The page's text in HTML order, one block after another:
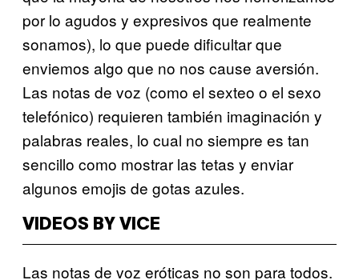
por lo agudos y expresivos que realmente
sonamos), lo que puede dificultar que
enviemos algo que no nos cause aversión.
Las notas de voz (como el sexteo o el sexo
telefónico) requieren también imaginación y
palabras reales, lo cual no siempre es tan
sencillo como mostrar las tetas y enviar
algunos emojis de gotas azules.
VIDEOS BY VICE
Las notas de voz eróticas no son para todos.